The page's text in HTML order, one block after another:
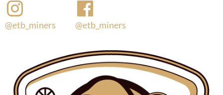
@etb_miners @etb_miners